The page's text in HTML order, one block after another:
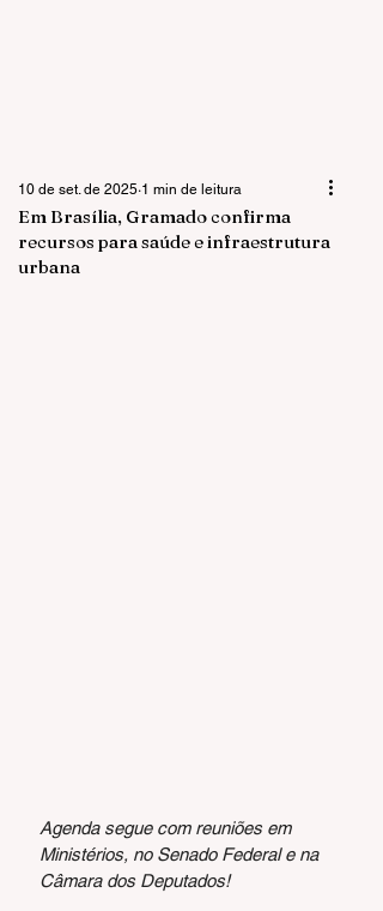
Em Brasília, Gramado confirma
recursos para saúde e infraestrutura
urbana
10 de set. de 2025 1 min de leitura
Agenda segue com reuniões em
Ministérios, no Senado Federal e na
Câmara dos Deputados!